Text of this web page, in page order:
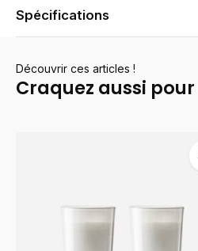
Spécifications
Découvrir ces articles !
Craquez aussi pour